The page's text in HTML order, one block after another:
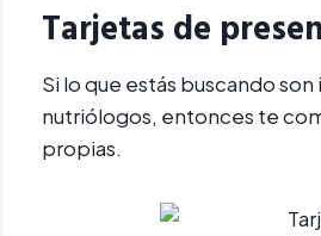
Tarjetas de
Si lo que estás buscando
nutriólogos, entonces te
propias.